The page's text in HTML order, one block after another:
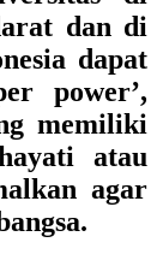
dan di
dapat
power’,
memiliki
atau
agar